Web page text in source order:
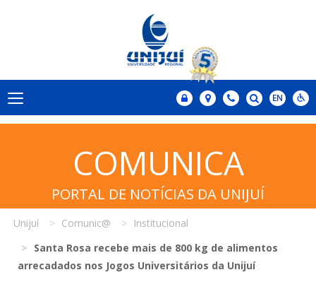
COMUNICA
PORTAL DE NOTÍCIAS DA UNIJUÍ
Unijuí Comunic@
Institucional
Santa Rosa recebe mais de 800 kg de alimentos
arrecadados nos Jogos Universitários da Unijuí